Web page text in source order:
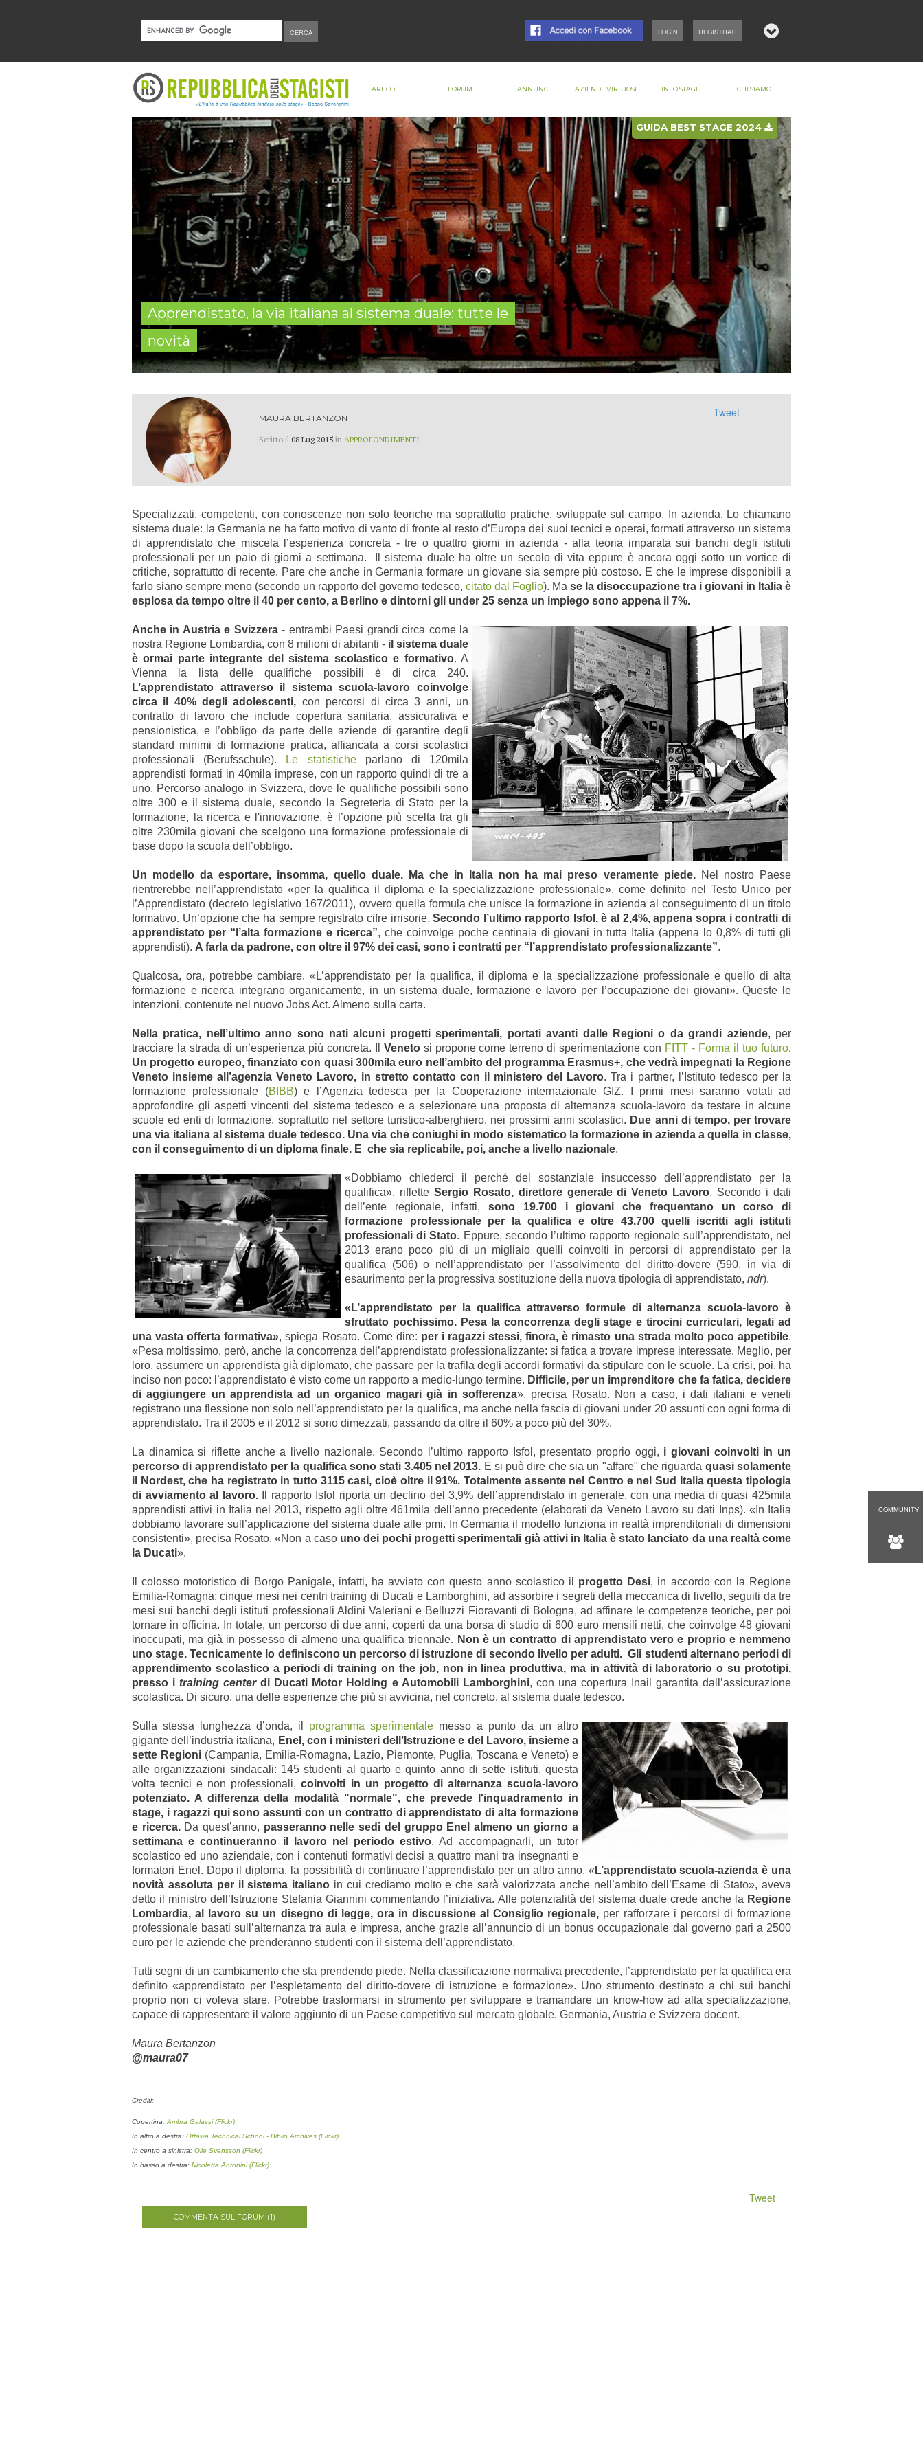
REGISTRATI
LOGIN
GUIDA BEST STAGE 2024
ARTICOLI FORUM ANNUNCI AZIENDE VIRTUOSE INFO STAGE CHI SIAMO
Apprendistato, la via italiana al sistema duale: tutte le
novità
MAURA BERTANZON
Scritto il 08 Lug 2015 in APPROFONDIMENTI
Tweet
Specializzati, competenti, con conoscenze non solo teoriche ma soprattutto pratiche, sviluppate sul campo. In azienda. Lo chiamano
sistema duale: l a Germania ne ha fatto motivo di vanto di fronte al resto d’Europa dei suoi tecnici e operai, formati attraverso un sistema
di apprendistato che miscela l’esperienza concreta - tre o quattro giorni in azienda - alla teoria imparata sui banchi degli istituti
professionali per un paio di giorni a settimana. Il sistema duale ha oltre un secolo di vita eppure è ancora oggi sotto un vortice di
critiche, soprattutto di recente. Pare che anche in Germania formare un giovane sia sempre più costoso. E che le imprese disponibili a
farlo siano sempre meno (secondo un rapporto del governo tedesco, citato dal Foglio). Ma se la disoccupazione tra i giovani in Italia è
esplosa da tempo oltre il 40 per cento, a Berlino e dintorni gli under 25 senza un impiego sono appena il 7%.
Anche in Austria e Svizzera- entrambi Paesi grandi circa come la
nostra Regione Lombardia, con 8 milioni di abitanti - il sistema duale
è ormai parte integrante del sistema scolastico e formativo. A
Vienna la lista delle qualifiche possibili è di circa 240.
L’apprendistato attraverso il sistema scuola-lavoro coinvolge
circa il 40% degli adolescenti, con percorsi di circa 3 anni, un
contratto di lavoro che include copertura sanitaria, assicurativa e
pensionistica, e l’obbligo da parte delle aziende di garantire degli
standard minimi di formazione pratica, affiancata a corsi scolastici
professionali (Berufsschule).
Le statisticheparlano di 120mila
apprendisti formati in 40mila imprese, con un rapporto quindi di tre a
uno. Percorso analogo in Svizzera, dove le qualifiche possibili sono
oltre 300 e il sistema duale, secondo la Segreteria di Stato per la
formazione, la ricerca e l'innovazione, è l’opzione più scelta tra gli
oltre 230mila giovani che scelgono una formazione professionale di
base dopo la scuola dell’obbligo.
Un modello da esportare, insomma, quello duale. Ma che in Italia non ha mai preso veramente piede.Nel nostro Paese
rientrerebbe nell’apprendistato «per la qualifica il diploma e la specializzazione professionale», come definito nel Testo Unico per
l’Apprendistato (decreto legislativo 167/2011), ovvero quella formula che unisce la formazione in azienda al conseguimento di un titolo
formativo. Un’opzione che ha sempre registrato cifre irrisorie.Secondo l’ultimo rapporto Isfol, è al 2,4%, appena sopra i contratti di
apprendistato per “l’alta formazione e ricerca”, che coinvolge poche centinaia di giovani in tutta Italia (appena lo 0,8% di tutti gli
apprendisti). A farla da padrone, con oltre il 97% dei casi, sono i contratti per “l’apprendistato professionalizzante”.
Qualcosa, ora, potrebbe cambiare. «L’apprendistato per la qualifica, il diploma e la specializzazione professionale e quello di alta
formazione e ricerca integrano organicamente, in un sistema duale, formazione e lavoro per l’occupazione dei giovani». Queste le
intenzioni, contenute nel nuovo Jobs Act. Almeno sulla carta.
Nella pratica, nell’ultimo anno sono nati alcuni progetti sperimentali, portati avanti dalle Regioni o da grandi aziende, per
tracciare la strada di un’esperienza più concreta. Il Venetosi propone come terreno di sperimentazione con FITT - Forma il tuo futuro.
Un progetto europeo, finanziato con quasi 300mila euro nell’ambito del programma Erasmus+, che vedrà impegnati la Regione
Veneto insieme all’agenzia Veneto Lavoro, in stretto contatto con il ministero del Lavoro. Tra i partner, l’Istituto tedesco per la
formazione professionale (BIBB) e l’Agenzia tedesca per la Cooperazione internazionale GIZ. I primi mesi saranno votati ad
approfondire gli aspetti vincenti del sistema tedesco e a selezionare una proposta di alternanza scuola-lavoro da testare in alcune
scuole ed enti di formazione, soprattutto nel settore turistico-alberghiero, nei prossimi anni scolastici. Due anni di tempo, per trovare
una via italiana al sistema duale tedesco. Una via che coniughi in modo sistematico la formazione in azienda a quella in classe,
con il conseguimento di un diploma finale. E che sia replicabile, poi, anche a livello nazionale.
«Dobbiamo chiederci il perché del sostanziale insuccesso dell’apprendistato per la
qualifica», riflette Sergio Rosato, direttore generale di Veneto Lavoro. Secondo i dati
dell’ente regionale, infatti,sono 19.700 i giovani che frequentano un corso di
formazione professionale per la qualifica e oltre 43.700 quelli iscritti agli istituti
professionali di Stato. Eppure, secondo l’ultimo rapporto regionale sull’apprendistato, nel
2013 erano poco più di un migliaio quelli coinvolti in percorsi di apprendistato per la
qualifica (506) o nell’apprendistato per l’assolvimento del diritto-dovere (590, in via di
esaurimento per la progressiva sostituzione della nuova tipologia di apprendistato, ndr).
«L’apprendistato per la qualifica attraverso formule di alternanza scuola-lavoro è
sfruttato pochissimo. Pesa la concorrenza degli stage e tirocini curriculari, legati ad
una vasta offerta formativa», spiega Rosato. Come dire: per i ragazzi stessi, finora, è rimasto una strada molto poco appetibile.
«Pesa moltissimo, però, anche la concorrenza dell’apprendistato professionalizzante: si fatica a trovare imprese interessate. Meglio, per
loro, assumere un apprendista già diplomato, che passare per la trafila degli accordi formativi da stipulare con le scuole. La crisi, poi, ha
inciso non poco: l’apprendistato è visto come un rapporto a medio-lungo termine. Difficile, per un imprenditore che fa fatica, decidere
di aggiungere un apprendista ad un organico magari già in sofferenza», precisa Rosato. Non a caso, i dati italiani e veneti
registrano una flessione non solo nell’apprendistato per la qualifica, ma anche nella fascia di giovani under 20 assunti con ogni forma di
apprendistato. Tra il 2005 e il 2012 si sono dimezzati, passando da oltre il 60% a poco più del 30%.
La dinamica si riflette anche a livello nazionale. Secondo l’ultimo rapporto Isfol, presentato proprio oggi, i giovani coinvolti in un
percorso di apprendistato per la qualifica sono stati 3.405 nel 2013. E si può dire che sia un "affare" che riguarda quasi solamente
il Nordest, che ha registrato in tutto 3115 casi, cioè oltre il 91%. Totalmente assente nel Centro e nel Sud Italia questa tipologia
di avviamento al lavoro.Il rapporto Isfol riporta un declino del 3,9% dell’apprendistato in generale, con una media di quasi 425mila
apprendisti attivi in Italia nel 2013, rispetto agli oltre 461mila dell’anno precedente (elaborati da Veneto Lavoro su dati Inps). «In Italia
dobbiamo lavorare sull’applicazione del sistema duale alle pmi. In Germania il modello funziona in realtà imprenditoriali di dimensioni
consistenti», precisa Rosato. «Non a caso uno dei pochi progetti sperimentali già attivi in Italia è stato lanciato da una realtà come
la Ducati».
Il colosso motoristico di Borgo Panigale, infatti, ha avviato con questo anno scolastico il progetto Desi, in accordo con la Regione
Emilia-Romagna: cinque mesi nei centri training di Ducati e Lamborghini, ad assorbire i segreti della meccanica di livello, seguiti da tre
mesi sui banchi degli istituti professionali Aldini Valeriani e Belluzzi Fioravanti di Bologna, ad affinare le competenze teoriche, per poi
tornare in officina. In totale, un percorso di due anni, coperti da una borsa di studio di 600 euro mensili netti, che coinvolge 48 giovani
inoccupati, ma già in possesso di almeno una qualifica triennale. Non è un contratto di apprendistato vero e proprio e nemmeno
uno stage. Tecnicamente lo definiscono un percorso di istruzione di secondo livello per adulti. Gli studenti alternano periodi di
apprendimento scolastico a periodi di training on the job, non in linea produttiva, ma in attività di laboratorio o su prototipi,
presso itraining centerdi Ducati Motor Holding e Automobili Lamborghini, con una copertura Inail garantita dall’assicurazione
scolastica. Di sicuro, una delle esperienze che più si avvicina, nel concreto, al sistema duale tedesco.
Sulla stessa lunghezza d’onda, il programma sperimentale messo a punto da un altro
gigante dell’industria italiana, Enel, con i ministeri dell’Istruzione e del Lavoro, insieme a
sette Regioni (Campania, Emilia-Romagna, Lazio, Piemonte, Puglia, Toscana e Veneto) e
alle organizzazioni sindacali: 145 studenti al quarto e quinto anno di sette istituti, questa
volta tecnici e non professionali,coinvolti in un progetto di alternanza scuola-lavoro
potenziato. A differenza della modalità "normale", che prevede l'inquadramento in
stage, i ragazzi qui sono assunti con un contratto di apprendistato di alta formazione
e ricerca.Da quest’anno, passeranno nelle sedi del gruppo Enel almeno un giorno a
settimana e continueranno il lavoro nel periodo estivo. Ad accompagnarli, un tutor
scolastico ed uno aziendale, con i contenuti formativi decisi a quattro mani tra insegnanti e
formatori Enel. Dopo il diploma, la possibilità di continuare l’apprendistato per un altro anno. « L’apprendistato scuola-azienda è una
novità assoluta per il sistema italiano in cui crediamo molto e che sarà valorizzata anche nell’ambito dell’Esame di Stato», aveva
detto il ministro dell’Istruzione Stefania Giannini commentando l’iniziativa. Alle potenzialità del sistema duale crede anche la Regione
Lombardia, al lavoro su un disegno di legge, ora in discussione al Consiglio regionale, per rafforzare i percorsi di formazione
professionale basati sull’alternanza tra aula e impresa, anche grazie all’annuncio di un bonus occupazionale dal governo pari a 2500
euro per le aziende che prenderanno studenti con il sistema dell’apprendistato.
Tutti segni di un cambiamento che sta prendendo piede. Nella classificazione normativa precedente, l’apprendistato per la qualifica era
definito «apprendistato per l’espletamento del diritto-dovere di istruzione e formazione». Uno strumento destinato a chi sui banchi
proprio non ci voleva stare. Potrebbe trasformarsi in strumento per sviluppare e tramandare un know-how ad alta specializzazione,
capace di rappresentare il valore aggiunto di un Paese competitivo sul mercato globale. Germania, Austria e Svizzera docent.
Maura Bertanzon
@maura07
Crediti:
Copertina: Ambra Galassi (Flickr)
In altro a destra: Ottawa Technical School - Biblio Archives (Flickr)
In centro a sinistra: Olle Svensson (Flickr)
In basso a destra: Nicoletta Antonini (Flickr)
COMMENTA SUL FORUM (1)
Tweet
COMMUNITY